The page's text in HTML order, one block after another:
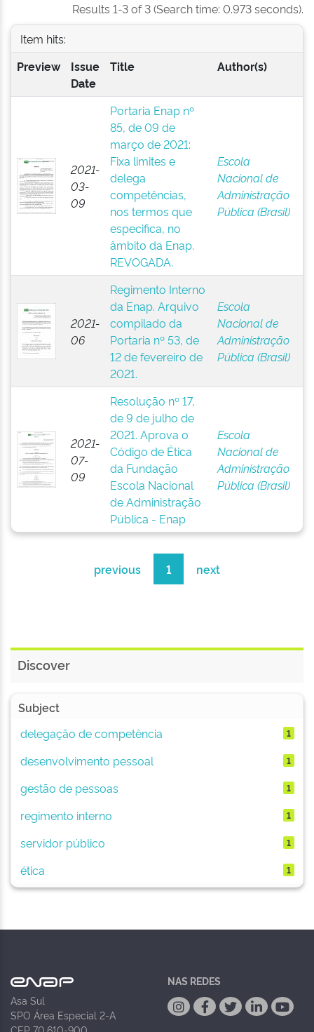
Results 1-3 of 3 (Search time: 0.973 seconds).
Item hits:
Preview
Issue
Date
Title Author(s)
2021-
03-
09
Portaria Enap nº
85, de 09 de
março de 2021:
Fixa limites e
delega
competências,
nos termos que
especifica, no
âmbito da Enap.
REVOGADA.
Escola
Nacional de
Administração
Pública (Brasil)
2021-
06
Regimento Interno
da Enap. Arquivo
compilado da
Portaria nº 53, de
12 de fevereiro de
2021.
Escola
Nacional de
Administração
Pública (Brasil)
2021-
07-
09
Resolução nº 17,
de 9 de julho de
2021. Aprova o
Código de Ética
da Fundação
Escola Nacional
de Administração
Pública - Enap
Escola
Nacional de
Administração
Pública (Brasil)
previous 1 next
Discover
Subject
delegação de competência
1
desenvolvimento pessoal 1
gestão de pessoas 1
regimento interno 1
servidor público 1
ética 1
Asa Sul
SPO Área Especial 2-A
NAS REDES